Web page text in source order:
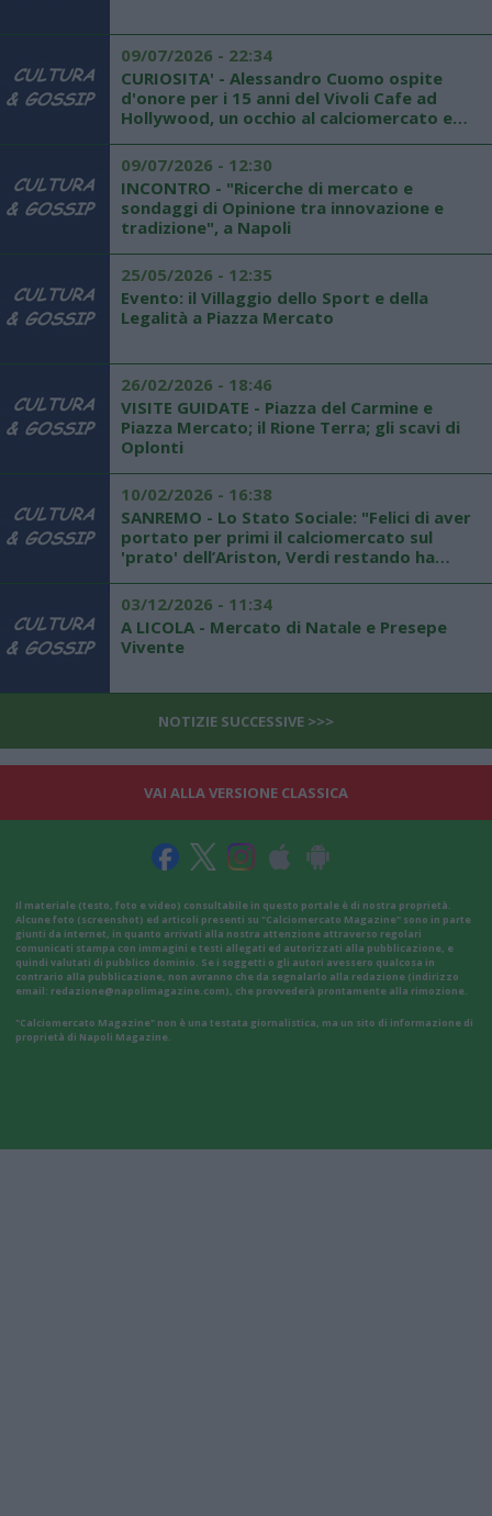
09/07/2026 - 22:34
CURIOSITA' - Alessandro Cuomo ospite
d'onore per i 15 anni del Vivoli Cafe ad
Hollywood, un occhio al calciomercato e
09/07/2026 - 12:30
INCONTRO - "Ricerche di mercato e
sondaggi di Opinione tra innovazione e
tradizione", a Napoli
25/05/2026 - 12:35
Evento: il Villaggio dello Sport e della
Legalità a Piazza Mercato
26/02/2026 - 18:46
VISITE GUIDATE - Piazza del Carmine e
Piazza Mercato; il Rione Terra; gli scavi di
Oplonti
10/02/2026 - 16:38
SANREMO - Lo Stato Sociale: "Felici di aver
portato per primi il calciomercato sul
'prato' dell’Ariston, Verdi restando ha
03/12/2026 - 11:34
A LICOLA - Mercato di Natale e Presepe
Vivente
NOTIZIE SUCCESSIVE >>>
VAI ALLA VERSIONE CLASSICA
Il materiale (testo, foto e video) consultabile in questo portale è di nostra proprietà.
Alcune foto (screenshot) ed articoli presenti su "Calciomercato Magazine" sono in parte
giunti da internet, in quanto arrivati alla nostra attenzione attraverso regolari
comunicati stampa con immagini e testi allegati ed autorizzati alla pubblicazione, e
quindi valutati di pubblico dominio. Se i soggetti o gli autori avessero qualcosa in
contrario alla pubblicazione, non avranno che da segnalarlo alla redazione (indirizzo
email: redazione@napolimagazine.com), che provvederà prontamente alla rimozione.
"Calciomercato Magazine" non è una testata giornalistica, ma un sito di informazione di
proprietà di Napoli Magazine.